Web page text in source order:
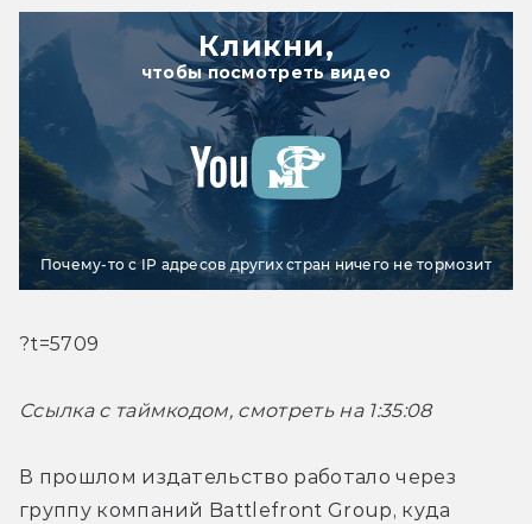
Кликни,
чтобы посмотреть видео
Почему-то с IP адресов других стран ничего не тормозит
?t=5709
Ссылка с таймкодом, смотреть на 1:35:08
В прошлом издательство работало через
группу компаний Battlefront Group, куда